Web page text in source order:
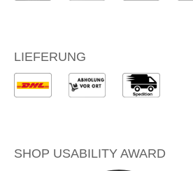
LIEFERUNG
SHOP USABILITY AWARD